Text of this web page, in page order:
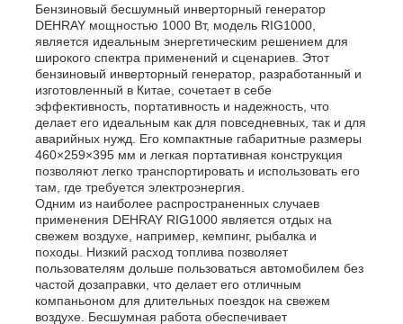
Бензиновый бесшумный инверторный генератор
DEHRAY мощностью 1000 Вт, модель RIG1000,
является идеальным энергетическим решением для
широкого спектра применений и сценариев. Этот
бензиновый инверторный генератор, разработанный и
изготовленный в Китае, сочетает в себе
эффективность, портативность и надежность, что
делает его идеальным как для повседневных, так и для
аварийных нужд. Его компактные габаритные размеры
460×259×395 мм и легкая портативная конструкция
позволяют легко транспортировать и использовать его
там, где требуется электроэнергия.
Одним из наиболее распространенных случаев
применения DEHRAY RIG1000 является отдых на
свежем воздухе, например, кемпинг, рыбалка и
походы. Низкий расход топлива позволяет
пользователям дольше пользоваться автомобилем без
частой дозаправки, что делает его отличным
компаньоном для длительных поездок на свежем
воздухе. Бесшумная работа обеспечивает